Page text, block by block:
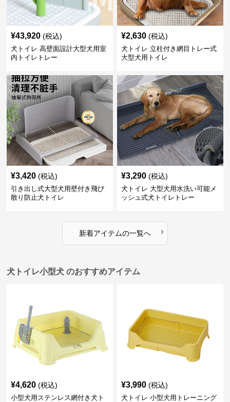
¥43,920 (税込)
犬トイレ 高壁面設計大型犬用室
内トイレトレー
¥2,630 (税込)
犬トイレ 立柱付き網目トレー式
大型犬用トイレ
¥3,420 (税込)
引き出し式大型犬用壁付き飛び
散り防止犬トイレ
¥3,290 (税込)
犬トイレ 大型犬用水洗い可能メ
ッシュ式犬トイレトレー
新着アイテムの一覧へ ›
犬トイレ小型犬 のおすすめアイテム
¥4,620 (税込)
小型犬用ステンレス網付き犬ト
¥3,990 (税込)
犬トイレ 小型犬用トレーニング